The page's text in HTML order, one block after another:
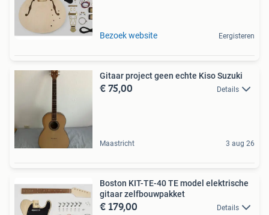
Bezoek website Eergisteren
Gitaar project geen echte Kiso Suzuki
€ 75,00 Details
Maastricht 3 aug 26
Boston KIT-TE-40 TE model elektrische
gitaar zelfbouwpakket
€ 179,00 Details